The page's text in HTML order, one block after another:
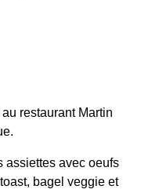
restaurant Martin
assiettes avec oeufs
bagel veggie et